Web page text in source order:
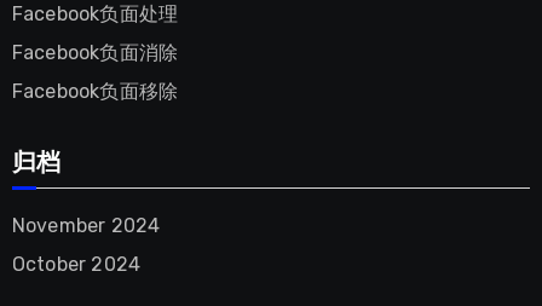
Facebook负面处理
Facebook负面消除
Facebook负面移除
归档
November 2024
October 2024